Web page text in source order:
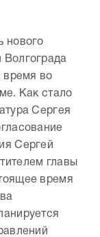
нового
Волгограда
время во
Как стало
Сергея
Сергей
главы
время